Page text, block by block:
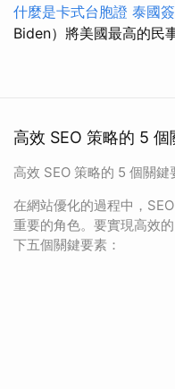
什麼是卡式台胞證 泰國
Biden）將美國最高的民
高效 SEO 策略的 5
高效 SEO 策略的 5 個關
在網站優化的過程中，
重要的角色。要實現高效
下五個關鍵要素：